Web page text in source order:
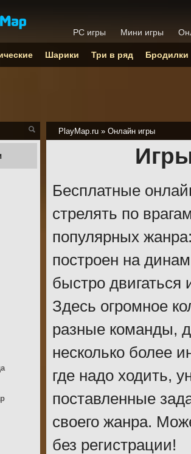
PlayMap.ru » Онлайн игры
Бесплатные
стрелять по
популярных
построен на
быстро
Здесь огромное
разные команды,
несколько более
где надо ходить,
поставленные
своего жанра.
без регистрации!
PC игры Мини игры
Шарики Три в ряд Бродилки